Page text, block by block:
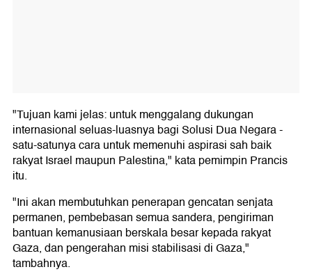
"Tujuan kami jelas: untuk menggalang dukungan
internasional seluas-luasnya bagi Solusi Dua Negara -
satu-satunya cara untuk memenuhi aspirasi sah baik
rakyat Israel maupun Palestina," kata pemimpin Prancis
itu.
"Ini akan membutuhkan penerapan gencatan senjata
permanen, pembebasan semua sandera, pengiriman
bantuan kemanusiaan berskala besar kepada rakyat
Gaza, dan pengerahan misi stabilisasi di Gaza,"
tambahnya.